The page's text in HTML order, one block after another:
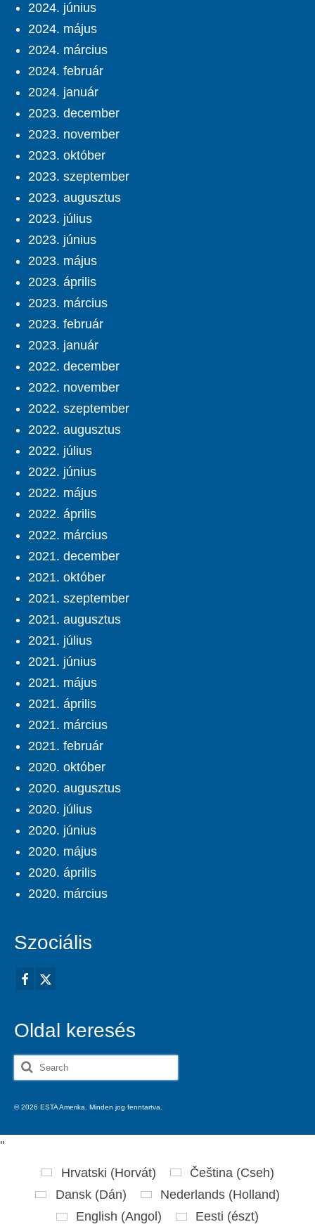
2024. június
2024. május
2024. március
2024. február
2024. január
2023. december
2023. november
2023. október
2023. szeptember
2023. augusztus
2023. július
2023. június
2023. május
2023. április
2023. március
2023. február
2023. január
2022. december
2022. november
2022. szeptember
2022. augusztus
2022. július
2022. június
2022. május
2022. április
2022. március
2021. december
2021. október
2021. szeptember
2021. augusztus
2021. július
2021. június
2021. május
2021. április
2021. március
2021. február
2020. október
2020. augusztus
2020. július
2020. június
2020. május
2020. április
2020. március
Szociális
Oldal keresés
Search
for:
© 2026 ESTA Amerika. Minden jog fenntartva.
''
Hrvatski (Horvát) Čeština (Cseh)
Dansk(Dán) Nederlands(Holland)
English (Angol ) Eesti (észt)